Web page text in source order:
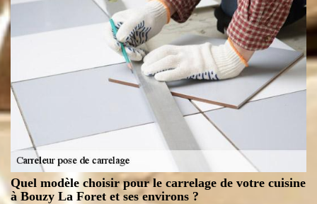
Quel modèle choisir pour le carrelage de votre cuisine
à Bouzy La Foret et ses environs ?